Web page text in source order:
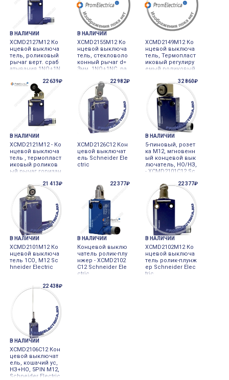
В НАЛИЧИИ
XCMD2127M12 Ко
нцевой выключа
тель, роликовый
рычаг верт. сраб
атывания 1NO+1N
O
В НАЛИЧИИ
XCMD2155M12 Ко
нцевой выключа
тель, стекловоло
конный рычаг d=
3мм, 1NO+1NC, ра
hneider Electric
XCMD2149M12 Ко
нцевой выключа
тель, Термопласт
иковый регулиру
емый роликовый
O+1NC, разъем М
12 4pin Schneider
Electric
22 639₽
В НАЛИЧИИ
XCMD2121M12 - Ко
нцевой выключа
тель , термопласт
иковый роликов
ый рычаг горизан
вания, 1NC+1NO,
M12, 5pin Schneid
er Electric
22 982₽
XCMD2126C12 Кон
цевой выключат
ель Schneider Ele
ctric
32 860₽
В НАЛИЧИИ
5-пиновый, розет
ка М12, мгновенн
ый концевой вык
лючатель, НО/НЗ,
- XCMD2101C12 Sc
21 413₽
В НАЛИЧИИ
XCMD2101M12 Ко
нцевой выключа
тель 1СО, М12 Sc
hneider Electric
22 377₽
В НАЛИЧИИ
Концевой выклю
чатель ролик-плу
нжер - XCMD2102
C12 Schneider Ele
ctric
22 377₽
В НАЛИЧИИ
XCMD2102M12 Ко
нцевой выключа
тель ролик-плунж
ер Schneider Elec
tric
22 438₽
В НАЛИЧИИ
XCMD2106C12 Кон
цевой выключат
ель, кошачий ус,
НЗ+НО, 5PIN M12,
Schneider Electric